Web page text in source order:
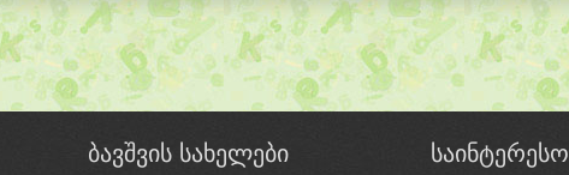
ბავშვის სახელები საინტერესო